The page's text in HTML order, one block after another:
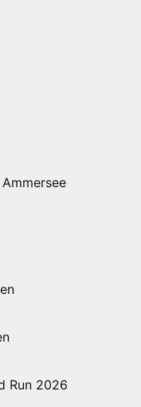
Run 2026